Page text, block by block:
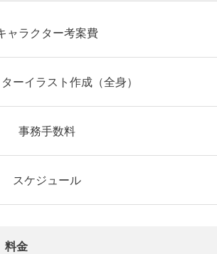
ャラクター考案費
ーイラスト作成（全身）
事務手数料
スケジュール
料金